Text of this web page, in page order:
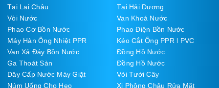
Tại Lai Châu
Tại Hải Dương
Vòi Nước
Van Khoá Nước
Phao Cơ Bồn Nước
Phao Điện Bồn Nước
Máy Hàn Ống Nhiệt PPR
Kéo Cắt Ống PPR l PVC
Van Xả Đáy Bồn Nước
Đồng Hồ Nước
Ga Thoát Sàn
Đồng Hồ Nước
Dây Cấp Nước Máy Giặt
Vòi Tưới Cây
Núm Uống Cho Heo
Xi Phông Chậu Rửa Mặt